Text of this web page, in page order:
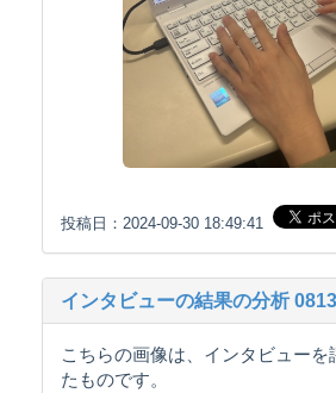
投稿日：2024-09-30 18:49:41
インタビューの結果の分析 0813
こちらの画像は、インタビューを
たものです。